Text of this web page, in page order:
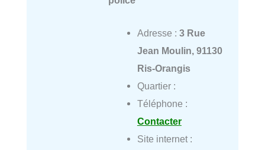
Adresse : 3 Rue
Jean Moulin, 91130
Ris-Orangis
Quartier :
Téléphone :
Contacter
Site internet :